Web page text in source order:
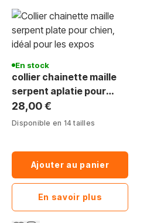
En stock
collier chainette maille
serpent aplatie pour
expo
28,00 €
Disponible en 14 tailles
Ajouter au panier
En savoir plus